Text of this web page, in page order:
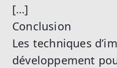
[…]
Conclusion
Les techniques
développement